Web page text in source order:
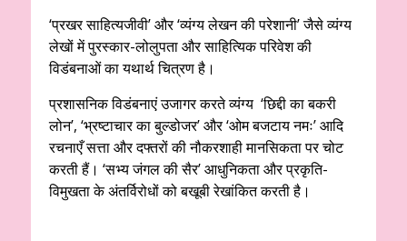
‘प्रखर साहित्यजीवी’ और ‘व्यंग्य लेखन की परेशानी’ जैसे व्यंग्य
लेखों में पुरस्कार-लोलुपता और साहित्यिक परिवेश की
विडंबनाओं का यथार्थ चित्रण है।
प्रशासनिक विडंबनाएं उजागर करते व्यंग्य ‘छिद्दी का बकरी
लोन’, ‘भ्रष्टाचार का बुल्डोजर’ और ‘ओम बजटाय नमः’ आदि
रचनाएँ सत्ता और दफ्तरों की नौकरशाही मानसिकता पर चोट
करती हैं। ‘सभ्य जंगल की सैर’ आधुनिकता और प्रकृति-
विमुखता के अंतर्विरोधों को बखूबी रेखांकित करती है।